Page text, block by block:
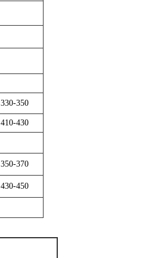
330-350
410-430
350-370
430-450